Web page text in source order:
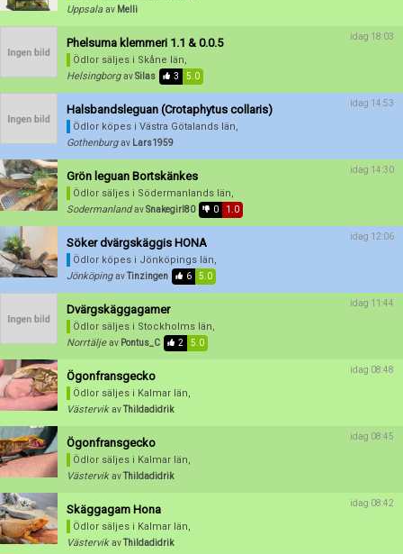
Förnya annons
Kan förnyas om
Uppsala av Melli
Phelsuma klemmeri 1.1 & 0.0.5
Ödlor säljes i Skåne län,
Helsingborg avSilas 3 5.0
idag 18:03
Halsbandsleguan (Crotaphytus collaris)
Ödlor köpes i Västra Götalands län,
Gothenburg av Lars1959
idag 14:53
Grön leguan Bortskänkes
Ödlor säljes i Södermanlands län,
Sodermanland avSnakegirl80 0 1.0
idag 14:30
Söker dvärgskäggis HONA
Ödlor köpes i Jönköpings län,
Jönköping avTinzingen 6 5.0
idag 12:06
Dvärgskäggagamer
Ödlor säljes i Stockholms län,
Norrtälje av Pontus_C 2 5.0
idag 11:44
Ögonfransgecko
Ödlor säljes i Kalmar län,
Västervik avThildadidrik
idag 08:48
Ögonfransgecko
Ödlor säljes i Kalmar län,
Västervik avThildadidrik
idag 08:45
Skäggagam Hona
Ödlor säljes i Kalmar län,
Västervik avThildadidrik
idag 08:42